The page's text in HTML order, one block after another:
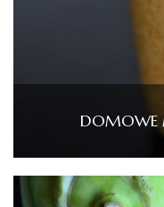
DOMOWE